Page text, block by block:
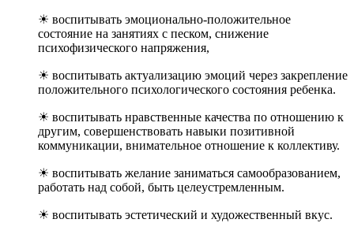
☀ воспитывать эмоционально-положительное
состояние на занятиях с песком, снижение
психофизического напряжения,
☀ воспитывать актуализацию эмоций через закрепление
положительного психологического состояния ребенка.
☀ воспитывать нравственные качества по отношению к
другим, совершенствовать навыки позитивной
коммуникации, внимательное отношение к коллективу.
☀ воспитывать желание заниматься самообразованием,
работать над собой, быть целеустремленным.
☀ воспитывать эстетический и художественный вкус.